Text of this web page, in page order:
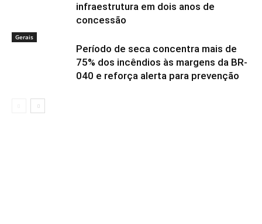
infraestrutura em dois anos de
concessão
Gerais
Período de seca concentra mais de
75% dos incêndios às margens da BR-
040 e reforça alerta para prevenção